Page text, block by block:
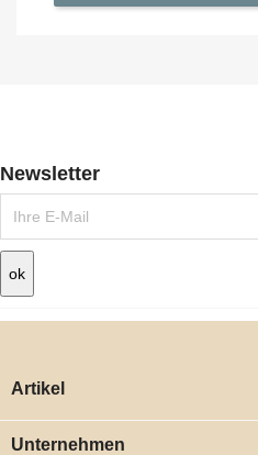
Newsletter
Artikel
Unternehmen